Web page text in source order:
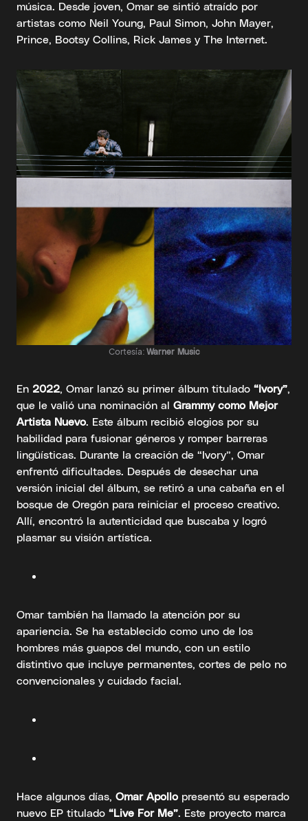
música. Desde joven, Omar se sintió atraído por
artistas como Neil Young, Paul Simon, John Mayer,
Prince, Bootsy Collins, Rick James y The Internet.
Cortesía: Warner Music
En 2022, Omar lanzó su primer álbum titulado “Ivory”,
que le valió una nominación al Grammy como Mejor
Artista Nuevo. Este álbum recibió elogios por su
habilidad para fusionar géneros y romper barreras
lingüísticas. Durante la creación de “Ivory”, Omar
enfrentó dificultades. Después de desechar una
versión inicial del álbum, se retiró a una cabaña en el
bosque de Oregón para reiniciar el proceso creativo.
Allí, encontró la autenticidad que buscaba y logró
plasmar su visión artística.
Omar también ha llamado la atención por su
apariencia. Se ha establecido como uno de los
hombres más guapos del mundo, con un estilo
distintivo que incluye permanentes, cortes de pelo no
convencionales y cuidado facial.
Hace algunos días, Omar Apollo presentó su esperado
nuevo EP titulado “Live For Me”. Este proyecto marca